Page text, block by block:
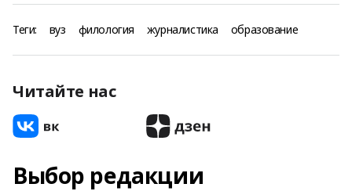
Теги: вуз филология журналистика образование
Читайте нас
Выбор редакции